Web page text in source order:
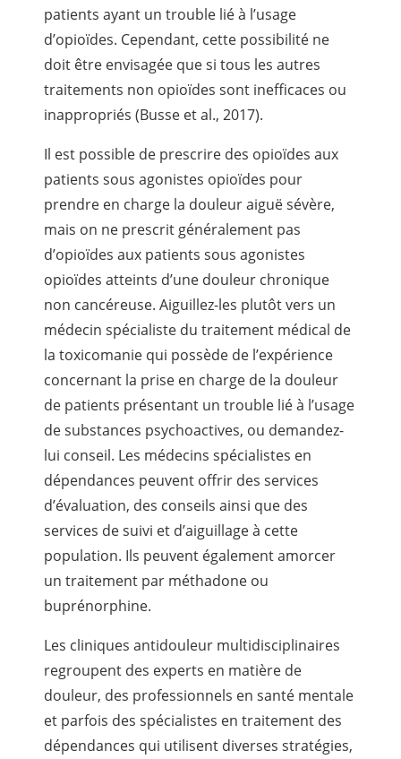
patients ayant un trouble lié à l’usage
d’opioïdes. Cependant, cette possibilité ne
doit être envisagée que si tous les autres
traitements non opioïdes sont inefficaces ou
inappropriés (Busse et al., 2017).
Il est possible de prescrire des opioïdes aux
patients sous agonistes opioïdes pour
prendre en charge la douleur aiguë sévère,
mais on ne prescrit généralement pas
d’opioïdes aux patients sous agonistes
opioïdes atteints d’une douleur chronique
non cancéreuse. Aiguillez-les plutôt vers un
médecin spécialiste du traitement médical de
la toxicomanie qui possède de l’expérience
concernant la prise en charge de la douleur
de patients présentant un trouble lié à l’usage
de substances psychoactives, ou demandez-
lui conseil. Les médecins spécialistes en
dépendances peuvent offrir des services
d’évaluation, des conseils ainsi que des
services de suivi et d’aiguillage à cette
population. Ils peuvent également amorcer
un traitement par méthadone ou
buprénorphine.
Les cliniques antidouleur multidisciplinaires
regroupent des experts en matière de
douleur, des professionnels en santé mentale
et parfois des spécialistes en traitement des
dépendances qui utilisent diverses stratégies,